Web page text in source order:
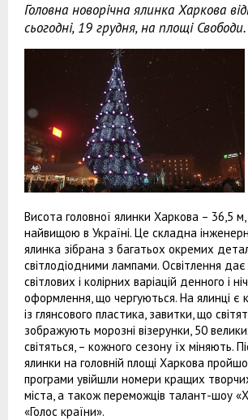
Головна новорічна ялинка Харкова
сьогодні, 19 грудня, на площі Свободи.
Висота головної ялинки Харкова – 36,5 м,
найвищою в Україні. Це складна
ялинка зібрана з багатьох окремих
світлодіодними лампами. Освітлення
світлових і колірних варіацій денного і
оформлення, що чергуються. На ялинці є
із глянсового пластика, завитки, що
зображують морозні візерунки, 50
світяться, – кожного сезону їх міняють.
ялинки на головній площі Харкова
програми увійшли номери кращих
міста, а також переможців талант-шоу
«Голос країни».